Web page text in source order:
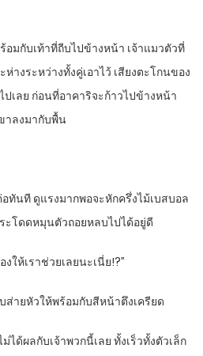
มกับเท้าที่ถีบไปข้างหน้า เจ้าแมวตัวที่
างระหว่างทั้งคู่เอาไว้ เสียงตะโกนของ
ปเลย ก่อนที่อาคาริจะก้าวไปข้างหน้า
าลงมากับพื้น
ทันที ดูแรงมากพอจะหักครึ่งไม้เบสบอล
โดดหมุนตัวถอยหลบไปได้อยู่ดี
ให้เราช่วยเลยนะเนี่ย!?”
ายหัวให้พร้อมกับสีหน้าตึงเครียด
ได้ผลกับเจ้าพวกนี้เลย ทั้งเร็วทั้งตัวเล็ก